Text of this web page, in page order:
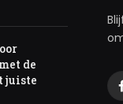
de
juiste